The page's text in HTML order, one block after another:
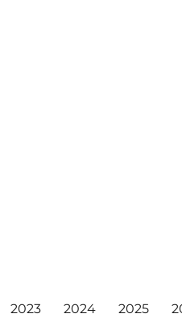
2023 2024 2025